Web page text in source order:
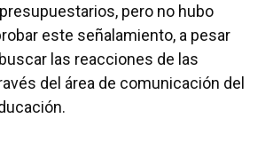
pero no hubo
este señalamiento, a pesar
las reacciones de las
del área de comunicación del